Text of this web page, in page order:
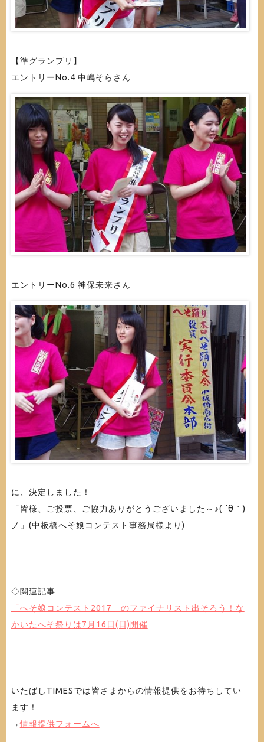
【準グランプリ】
エントリーNo.4 中嶋そらさん
エントリーNo.6 神保未来さん
に、決定しました！
「皆様、ご投票、ご協力ありがとうございました～♪( ´θ｀)
ノ」(中板橋へそ娘コンテスト事務局様より)
◇関連記事
「へそ娘コンテスト2017」のファイナリスト出そろう！な
かいたへそ祭りは7月16日(日)開催
いたばしTIMESでは皆さまからの情報提供をお待ちしてい
ます！
→情報提供フォームへ